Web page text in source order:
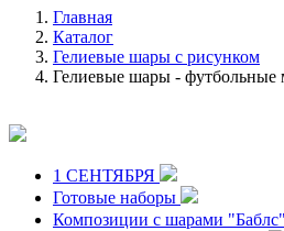
Главная
Каталог
Гелиевые шары с рисунком
Гелиевые шары - футбольные
1 СЕНТЯБРЯ
Готовые наборы
Композиции с шарами "Баблс"